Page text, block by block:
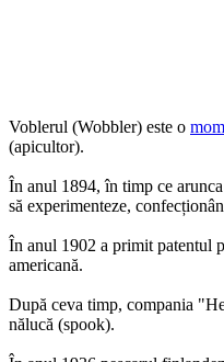
Voblerul (Wobbler) este o
(apicultor).
În anul 1894, în timp ce
să experimenteze,
În anul 1902 a primit patentul
americană.
După ceva timp, compania
nălucă (spook).